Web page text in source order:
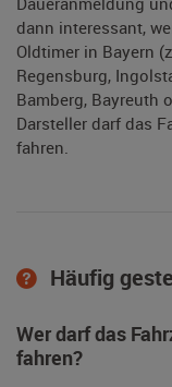
dann interessant,
Oldtimer in Bayern
Regensburg,
Bamberg, Bayreuth
Darsteller darf das
fahren.
Häufig
Wer darf das
fahren?